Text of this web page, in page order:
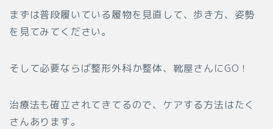
まずは普段履いている履物を見直して、歩き方、姿勢
を見てみてください。
そして必要ならば整形外科か整体、靴屋さんにGO！
治療法も確立されてきてるので、ケアする方法はたく
さんあります。